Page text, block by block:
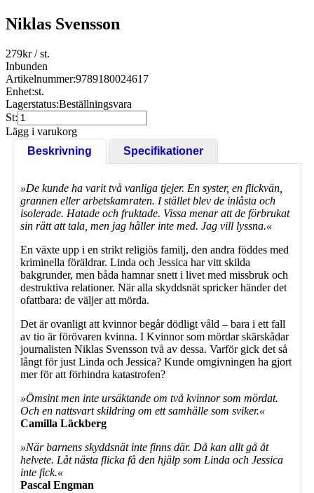
Niklas Svensson
279kr/ st.
Inbunden
Artikelnummer:9789180024617
Enhet:st.
Lagerstatus:Beställningsvara
St:
Lägg i varukorg
Beskrivning
Specifikationer
»De kunde ha varit två vanliga tjejer. En syster, en flickvän,
grannen eller arbetskamraten. I stället blev de inlåsta och
isolerade. Hatade och fruktade. Vissa menar att de förbrukat
sin rätt att tala, men jag håller inte med. Jag vill lyssna.«
En växte upp i en strikt religiös familj, den andra föddes med
kriminella föräldrar. Linda och Jessica har vitt skilda
bakgrunder, men båda hamnar snett i livet med missbruk och
destruktiva relationer. När alla skyddsnät spricker händer det
ofattbara: de väljer att mörda.
Det är ovanligt att kvinnor begår dödligt våld – bara i ett fall
av tio är förövaren kvinna. I Kvinnor som mördar skärskådar
journalisten Niklas Svensson två av dessa. Varför gick det så
långt för just Linda och Jessica? Kunde omgivningen ha gjort
mer för att förhindra katastrofen?
»Ömsint men inte ursäktande om två kvinnor som mördat.
Och en nattsvart skildring om ett samhälle som sviker.«
Camilla Läckberg
»När barnens skyddsnät inte finns där. Då kan allt gå åt
helvete. Låt nästa flicka få den hjälp som Linda och Jessica
inte fick.«
Pascal Engman